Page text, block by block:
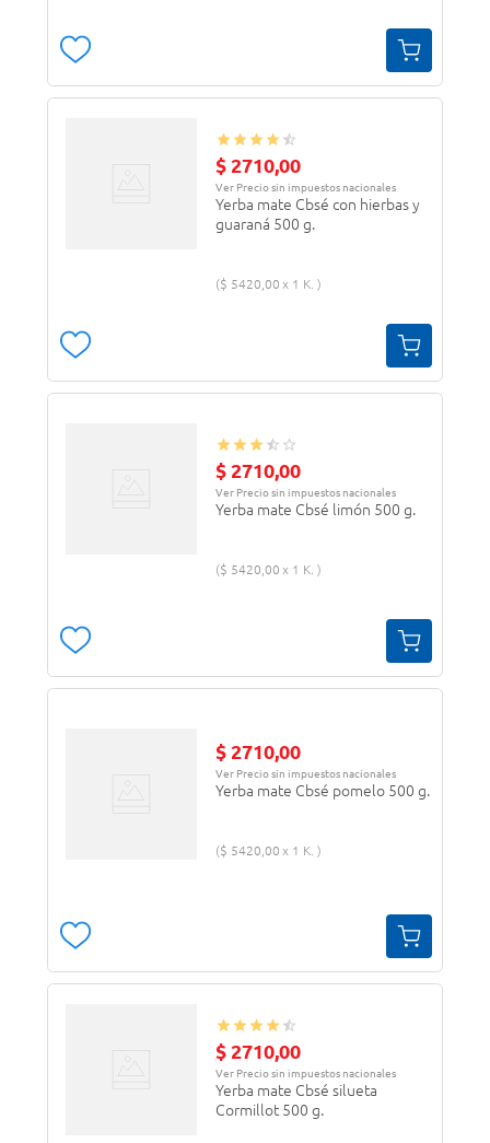
$ 2710,00
Ver Precio sin impuestos nacionales
Yerba mate Cbsé con hierbas y
guaraná 500 g.
$ 5420,00 1 K.
$ 2710,00
Ver Precio sin impuestos nacionales
Yerba mate Cbsé limón 500 g.
$ 5420,00 1 K.
$ 2710,00
Ver Precio sin impuestos nacionales
Yerba mate Cbsé pomelo 500 g.
$ 5420,00 1 K.
$ 2710,00
Ver Precio sin impuestos nacionales
Yerba mate Cbsé silueta
Cormillot 500 g.